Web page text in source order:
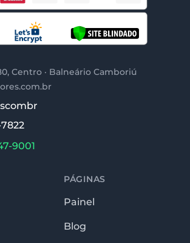
Centro · Balneário Camboriú
7822
9001
PÁGINAS
Painel
Blog